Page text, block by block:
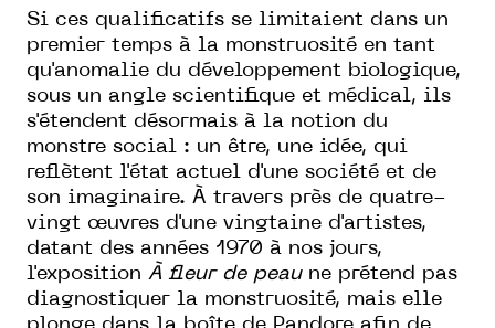
Si ces qualificatifs se limitaient dans un
premier temps à la monstruosité en tant
qu'anomalie du développement biologique,
sous un angle scientifique et médical, ils
s'étendent désormais à la notion du
monstre social : un être, une idée, qui
reflètent l'état actuel d'une société et de
son imaginaire. À travers près de quatre-
vingt œuvres d'une vingtaine d'artistes,
datant des années 1970 à nos jours,
l'exposition À fleur de peaune prétend pas
diagnostiquer la monstruosité, mais elle